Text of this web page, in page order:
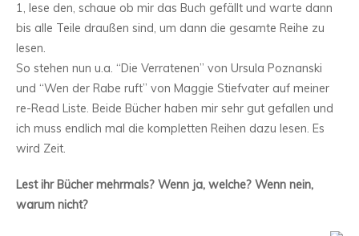
1, lese den, schaue ob mir das Buch gefällt und warte dann
bis alle Teile draußen sind, um dann die gesamte Reihe zu
lesen.
So stehen nun u.a. “Die Verratenen” von Ursula Poznanski
und “Wen der Rabe ruft” von Maggie Stiefvater auf meiner
re-Read Liste. Beide Bücher haben mir sehr gut gefallen und
ich muss endlich mal die kompletten Reihen dazu lesen. Es
wird Zeit.
Lest ihr Bücher mehrmals? Wenn ja, welche? Wenn nein,
warum nicht?